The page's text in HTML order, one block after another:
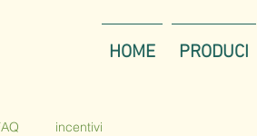
HOME PRODUCI
incentivi